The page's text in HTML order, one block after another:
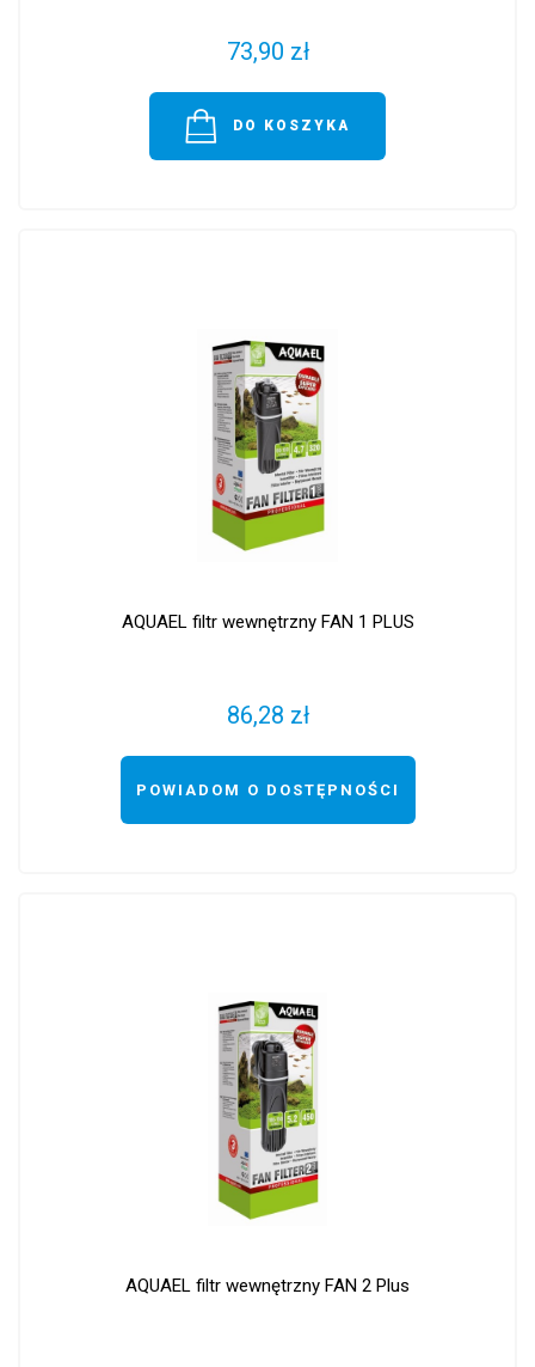
73,90 zł
DO KOSZYKA
AQUAEL filtr wewnętrzny FAN 1 PLUS
86,28 zł
POWIADOM O DOSTĘPNOŚCI
AQUAEL filtr wewnętrzny FAN 2 Plus